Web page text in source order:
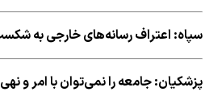
سپاه: اعتراف رسانه‌های خارجی به
پزشکیان: جامعه را نمی‌توان با امر و